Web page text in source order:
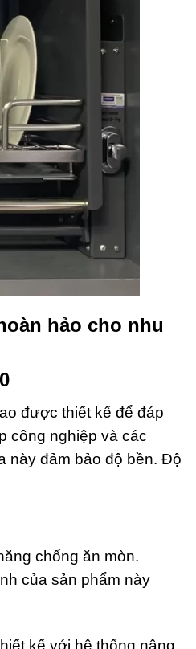
hảo cho nhu
được thiết kế để đáp
công nghiệp và các
này đảm bảo độ bền. Độ
chống ăn mòn.
của sản phẩm này
kế với hệ thống nâng